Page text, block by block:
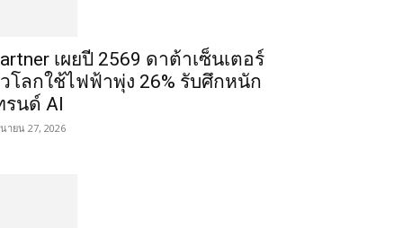
เผยปี 2569 ดาต้าเซ็นเตอร์
โลกใช้ไฟฟ้าพุ่ง 26% รับศึกหนัก
รนด์ AI
ายน 27, 2026